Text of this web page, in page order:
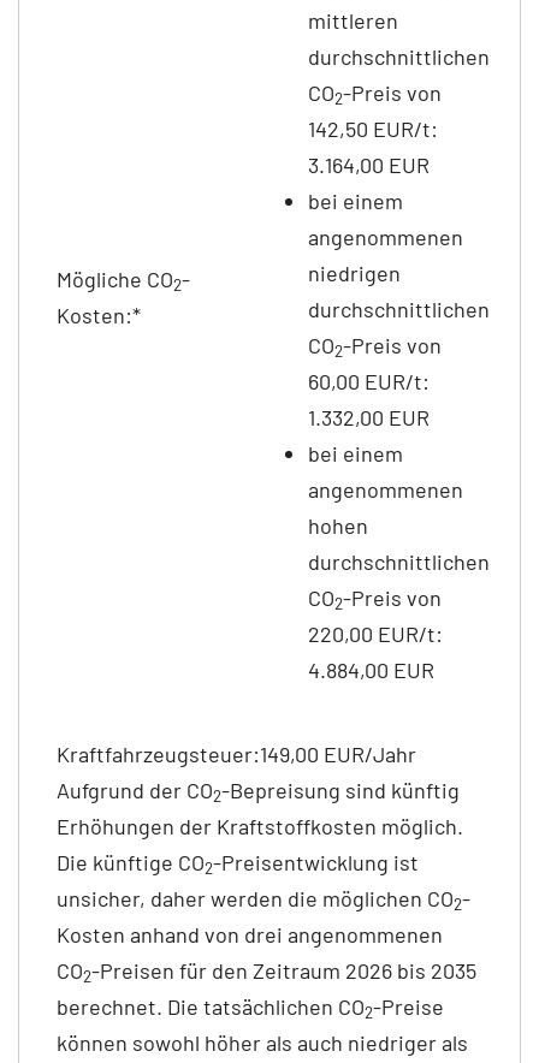
Mögliche CO2-
Kosten:*
mittleren
durchschnittlichen
CO2-Preis von
142,50 EUR/t:
3.164,00 EUR
bei einem
angenommenen
niedrigen
durchschnittlichen
CO2-Preis von
60,00 EUR/t:
1.332,00 EUR
bei einem
angenommenen
hohen
durchschnittlichen
CO2-Preis von
220,00 EUR/t:
4.884,00 EUR
Kraftfahrzeugsteuer:149,00 EUR/Jahr
Aufgrund der CO2-Bepreisung sind künftig
Erhöhungen der Kraftstoffkosten möglich.
Die künftige CO2-Preisentwicklung ist
unsicher, daher werden die möglichen CO2-
Kosten anhand von drei angenommenen
CO2-Preisen für den Zeitraum 2026 bis 2035
berechnet. Die tatsächlichen CO2-Preise
können sowohl höher als auch niedriger als